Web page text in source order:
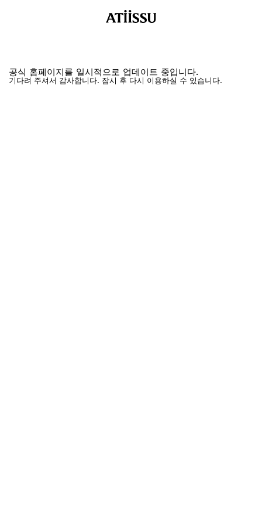
공식 홈페이지를 일시적으로 업데이트 중입니다.
기다려 주셔서 감사합니다. 잠시 후 다시 이용하실 수 있습니다.